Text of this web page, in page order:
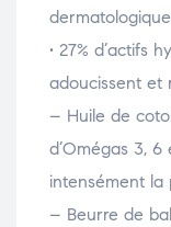
• 27% d’actifs
adoucissent et
– Huile de
d’Omégas 3,
intensément la
– Beurre de